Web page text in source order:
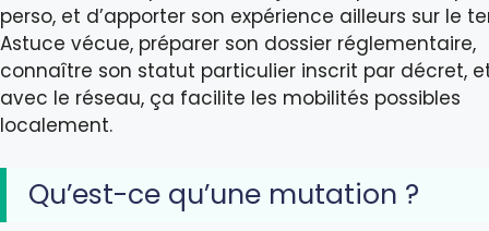
perso, et d’apporter son expérience ailleurs sur le
Astuce vécue, préparer son dossier réglementaire,
connaître son statut particulier inscrit par décret,
avec le réseau, ça facilite les mobilités possibles
localement.
Qu’est-ce qu’une mutation ?